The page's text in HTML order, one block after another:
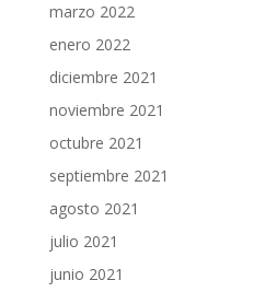
marzo 2022
enero 2022
diciembre 2021
noviembre 2021
octubre 2021
septiembre 2021
agosto 2021
julio 2021
junio 2021